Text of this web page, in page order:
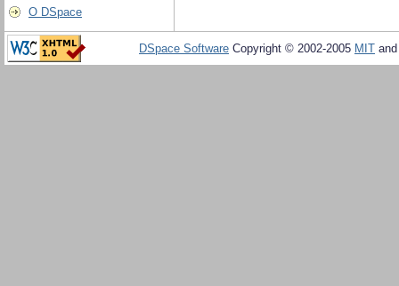
О DSpace
DSpace Software Copyright © 2002-2005 MIT